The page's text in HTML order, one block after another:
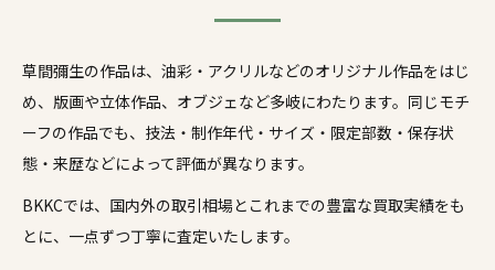
草間彌生の作品は、油彩・アクリルなどのオリジナル作品をはじ
め、版画や立体作品、オブジェなど多岐にわたります。同じモチ
ーフの作品でも、技法・制作年代・サイズ・限定部数・保存状
態・来歴などによって評価が異なります。
BKKCでは、国内外の取引相場とこれまでの豊富な買取実績をも
とに、一点ずつ丁寧に査定いたします。